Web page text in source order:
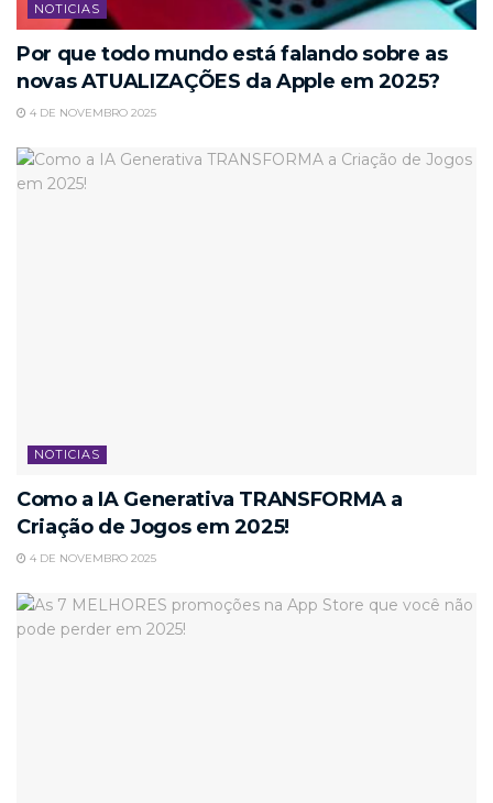
NOTICIAS
Por que todo mundo está falando sobre as
novas ATUALIZAÇÕES da Apple em 2025?
4 DE NOVEMBRO 2025
NOTICIAS
Como a IA Generativa TRANSFORMA a
Criação de Jogos em 2025!
4 DE NOVEMBRO 2025